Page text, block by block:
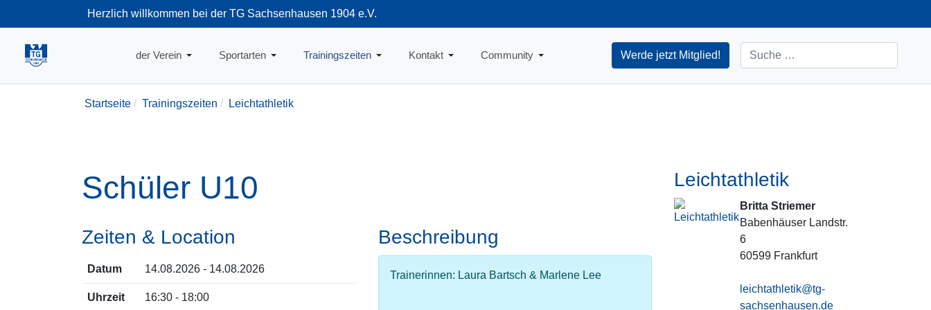
Herzlich willkommen bei der TG Sachsenhausen 1904 e.V.
+49-69-66374712
der Verein Sportarten Trainingszeiten Kontakt Community Werde jetzt Mitglied! Suchen
Startseite Trainingszeiten Leichtathletik
Schüler U10
Zeiten & Location
Datum 14.08.2026 - 14.08.2026
Uhrzeit 16:30 - 18:00
Beschreibung
Trainerinnen: Laura Bartsch & Marlene Lee
Leichtathletik
Britta Striemer
Babenhäuser Landstr.
6
60599 Frankfurt
leichtathletik@tg-
sachsenhausen.de